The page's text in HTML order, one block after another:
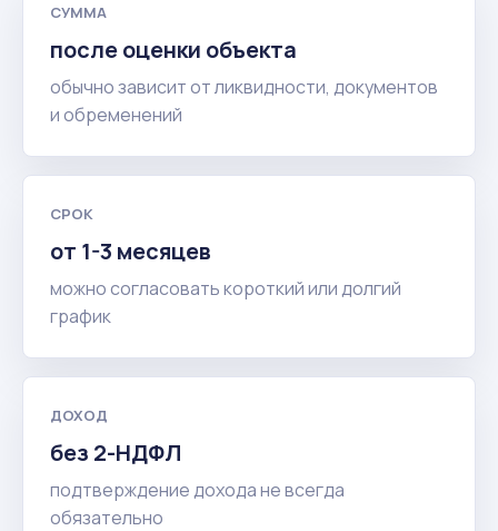
СУММА
после оценки объекта
обычно зависит от ликвидности, документов
и обременений
СРОК
от 1-3 месяцев
можно согласовать короткий или долгий
график
ДОХОД
без 2-НДФЛ
подтверждение дохода не всегда
обязательно